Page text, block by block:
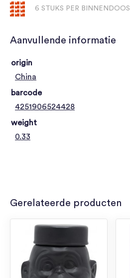
6 STUKS PER BINNENDOOS
Aanvullende informatie
origin
China
barcode
4251906524428
weight
0.33
Gerelateerde producten